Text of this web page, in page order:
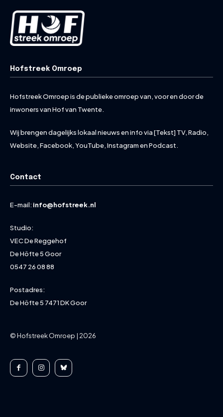
Hofstreek Omroep
Hofstreek Omroep is de publieke omroep van, voor en door de
inwoners van Hof van Twente.
Wij brengen dagelijks lokaal nieuws en info via [Tekst] TV, Radio,
Website, Facebook, YouTube, Instagram en Podcast.
Contact
E-mail: info@hofstreek.nl
Studio:
VEC De Reggehof
De Höfte 5 Goor
0547 26 08 88
Postadres:
De Höfte 5 7471 DK Goor
© Hofstreek Omroep | 2026